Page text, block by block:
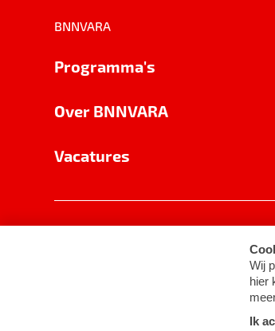
BNNVARA
Programma's
Over BNNVARA
Vacatures
Cookie-instellingen